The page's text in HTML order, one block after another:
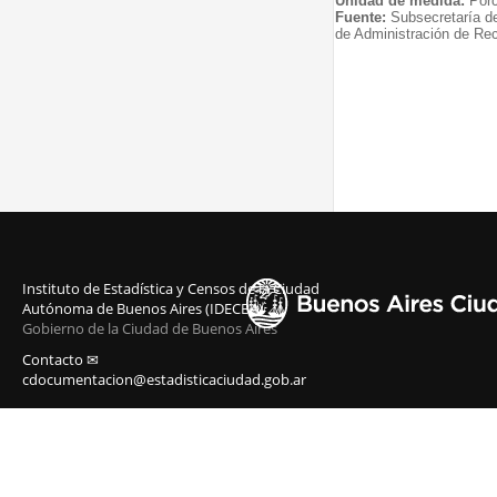
Fuente: Subsecretaría
de Administración de
Instituto de Estadística y Censos de la Ciudad
Autónoma de Buenos Aires (IDECBA)
Gobierno de la Ciudad de Buenos Aires
Contacto ✉
cdocumentacion@estadisticaciudad.gob.ar